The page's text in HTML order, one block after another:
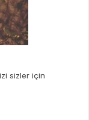
sizler için